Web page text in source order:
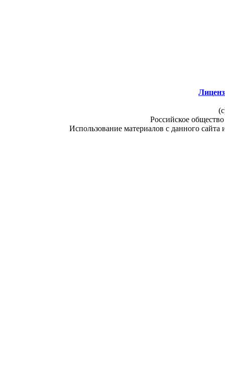
Российское
Использование материалов с данного